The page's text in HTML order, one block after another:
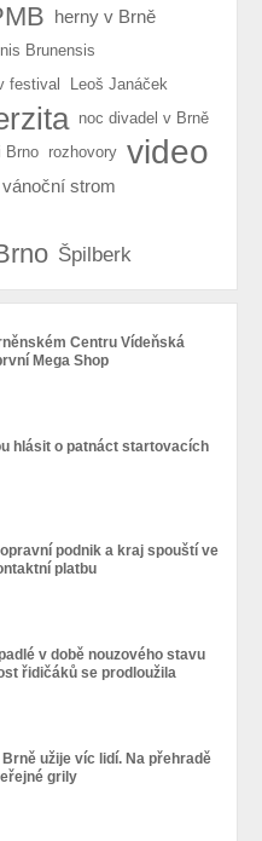
herny v Brně
Brunensis
festival Leoš Janáček
noc divadel v Brně
Brno rozhovory video
vánoční strom
Špilberk
Centru Vídeňská
Mega Shop
hlásit o patnáct startovacích
podnik a kraj spouští ve
platbu
v době nouzového stavu
řidičáků se prodloužila
užije víc lidí. Na přehradě
grily